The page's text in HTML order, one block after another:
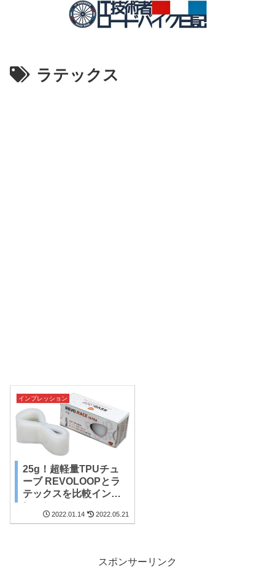
ラテックス
インプレッション
25g！超軽量TPUチュ
ーブ REVOLOOPとラ
テックスを比較インプ
レッション
2022.01.14 2022.05.21
スポンサーリンク